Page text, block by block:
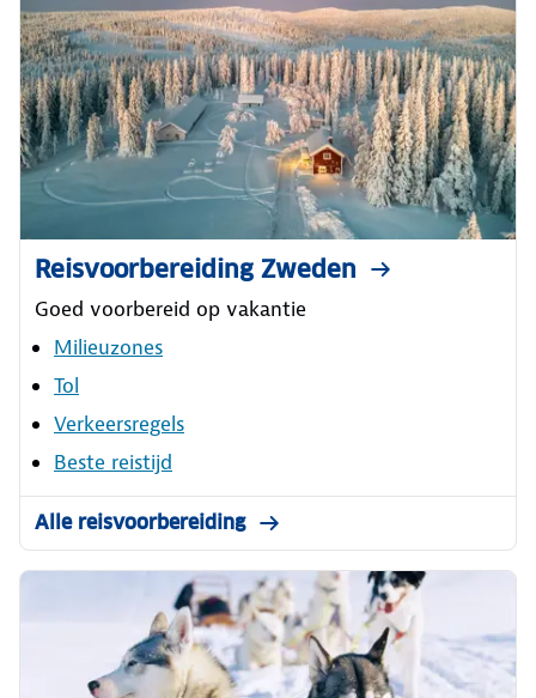
Reisvoorbereiding Zweden
Goed voorbereid op vakantie
Milieuzones
Tol
Verkeersregels
Beste reistijd
Alle reisvoorbereiding